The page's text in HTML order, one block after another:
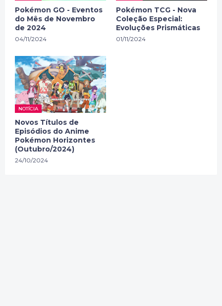
Pokémon GO - Eventos
do Mês de Novembro
de 2024
04/11/2024
Pokémon TCG - Nova
Coleção Especial:
Evoluções Prismáticas
01/11/2024
NOTÍCIA
Novos Títulos de
Episódios do Anime
Pokémon Horizontes
(Outubro/2024)
24/10/2024